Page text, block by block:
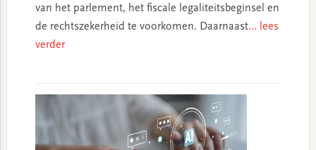
van het parlement, het fiscale legaliteitsbeginsel en
de rechtszekerheid te voorkomen. Daarnaast... lees
verder